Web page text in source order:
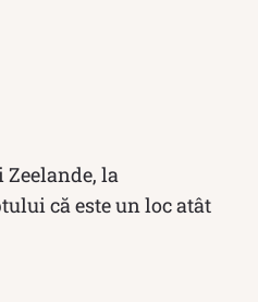
Zeelande, la
că este un loc atât